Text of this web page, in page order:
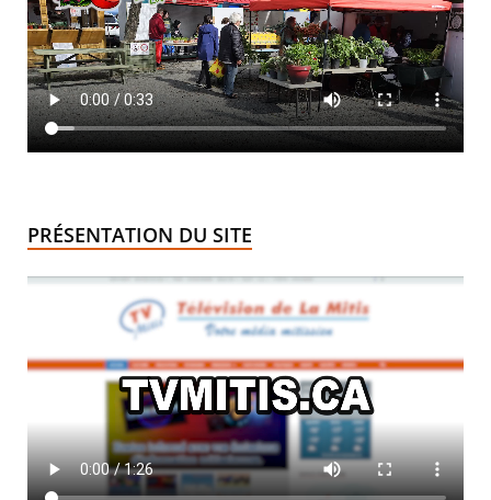
PRÉSENTATION DU SITE